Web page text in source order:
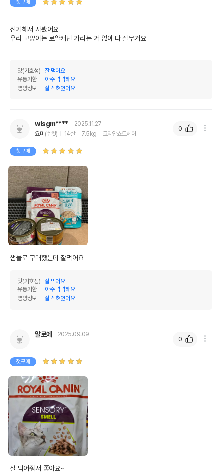
첫구매
신기해서 사봤어요
우리 고양이는 로얄캐닌 가리는 거 없이 다 잘무거요
맛(기호성)
잘 먹어요
유통기한
아주 넉넉해요
영양정보
잘 적혀있어요
wlsgm****
2025.11.27
요미(수컷) 14살 7.5kg 코리안쇼트헤어
첫구매
샘플로 구매했는데 잘먹어요
맛(기호성)
잘 먹어요
유통기한
아주 넉넉해요
영양정보
잘 적혀있어요
0
알로에 2025.09.09
첫구매
잘 먹어줘서 좋아요~
0